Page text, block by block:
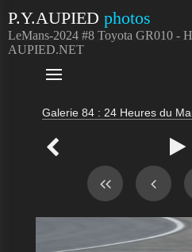
P.Y.AUPIED photos
LeMans-2024 #8 Toyota GR010 -
AUPIED.NET

Galerie 84 : 24 Heures du
 